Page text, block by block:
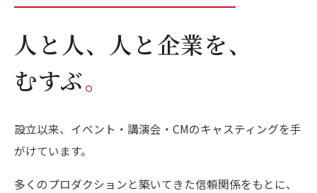
人と人、人と企業を、
むすぶ。
設立以来、イベント・講演会・CMのキャスティングを手
がけています。
多くのプロダクションと築いてきた信頼関係をもとに、